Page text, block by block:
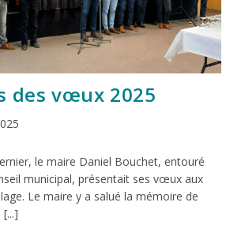
des vœux 2025
le maire Daniel Bouchet, entouré
municipal, présentait ses vœux aux
Le maire y a salué la mémoire de